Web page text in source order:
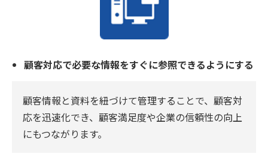
顧客対応で必要な情報をすぐに参照できるようにする
顧客情報と資料を紐づけて管理することで、顧客対
応を迅速化でき、顧客満足度や企業の信頼性の向上
にもつながります。